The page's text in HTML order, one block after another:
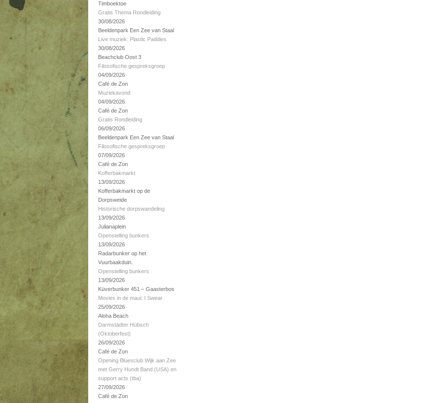
Timboektoe
Gratis Thema Rondleiding
30/08/2026
Beeldenpark Een Zee van Staal
Live muziek: Plastic Paddies
30/08/2026
Beachclub Oost 3
Filosofische gespreksgroep
04/09/2026
Café de Zon
Muziekavond
04/09/2026
Café de Zon
Gratis Rondleiding
06/09/2026
Beeldenpark Een Zee van Staal
Filosofische gespreksgroep
07/09/2026
Café de Zon
Kofferbakmarkt
13/09/2026
Kofferbakmarkt op de
Dorpsweide
Historische dorpswandeling
13/09/2026
Julianaplein
Openstelling bunkers
13/09/2026
Radarbunker op het
Vuurbaakduin.
Openstelling bunkers
13/09/2026
Küverbunker 451 – Gaasterbos
Movies in de maui: I Swear
25/09/2026
Aloha Beach
Darmstädter Hübsch
(Oktoberfest)
26/09/2026
Café de Zon
Opening Bluesclub Wijk aan Zee
met Gerry Hundt Band (USA) en
support acts (tba)
27/09/2026
Café de Zon